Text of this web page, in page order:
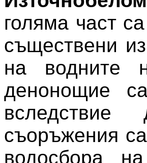
голяма част
съществени
на водните
денонощие
вследствие
съоръжения
водосбора